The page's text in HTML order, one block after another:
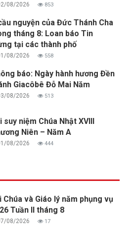
08/2026 853
nguyện của Đức Thánh Cha
tháng 8: Loan báo Tin
tại các thành phố
08/2026 558
báo: Ngày hành hương Đền
Giacôbê Đỗ Mai Năm
08/2026 513
suy niệm Chúa Nhật XVIII
Niên – Năm A
08/2026 444
Chúa và Giáo lý năm phụng vụ
Tuần II tháng 8
08/2026 17